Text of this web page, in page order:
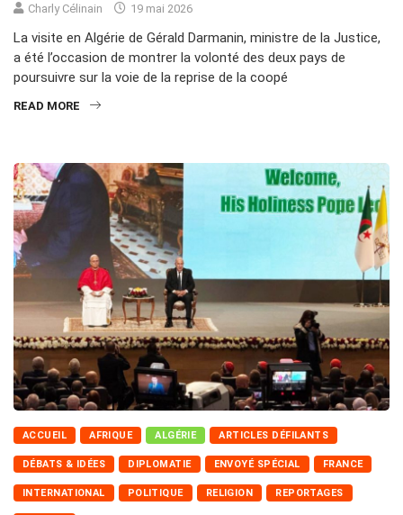
Charly Célinain 19 mai 2026
La visite en Algérie de Gérald Darmanin, ministre de la Justice,
a été l’occasion de montrer la volonté des deux pays de
poursuivre sur la voie de la reprise de la coopé
READ MORE
ACCUEIL AFRIQUE ALGÉRIE ARTICLES DÉFILANTS
DÉBATS & IDÉES DIPLOMATIE ENVOYÉ SPÉCIAL FRANCE
INTERNATIONAL POLITIQUE RELIGION REPORTAGES